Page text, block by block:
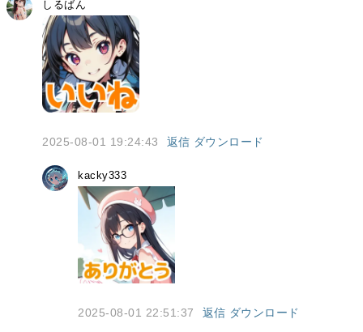
しるばん
2025-08-01 19:24:43 返信 ダウンロード
kacky333
2025-08-01 22:51:37 返信 ダウンロード